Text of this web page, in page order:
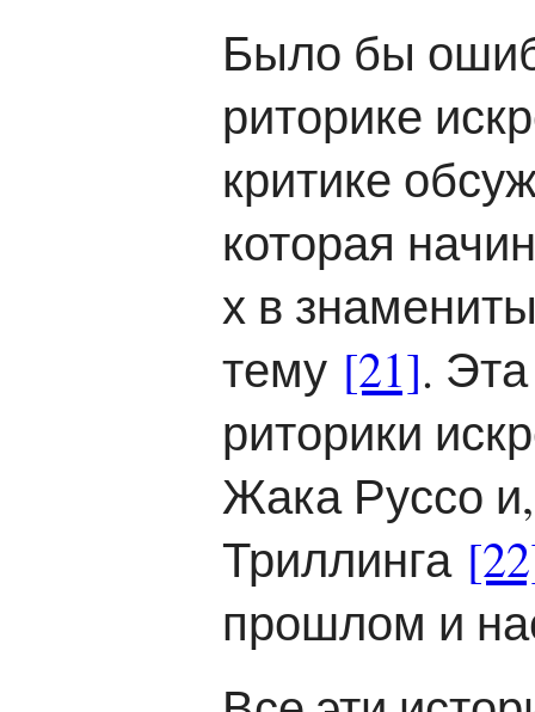
Было бы
риторике
критике
которая
х в
тему [21].
риторики
Жака Руссо
Триллинга
прошлом и